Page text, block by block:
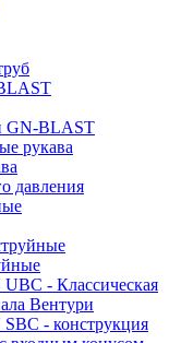
GN-BLAST
рукава
давления
- Классическая
Вентури
- конструкция